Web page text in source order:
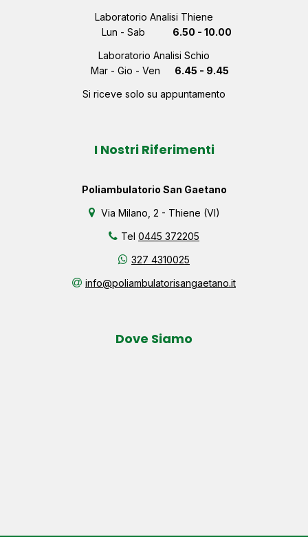
Laboratorio Analisi Thiene
Lun - Sab
6.50 - 10.00
Laboratorio Analisi Schio
Mar - Gio - Ven
6.45 - 9.45
Si riceve solo su appuntamento
I Nostri Riferimenti
Poliambulatorio San Gaetano
Via Milano, 2 - Thiene (VI)
Tel 0445 372205
327 4310025
info@poliambulatorisangaetano.it
Dove Siamo